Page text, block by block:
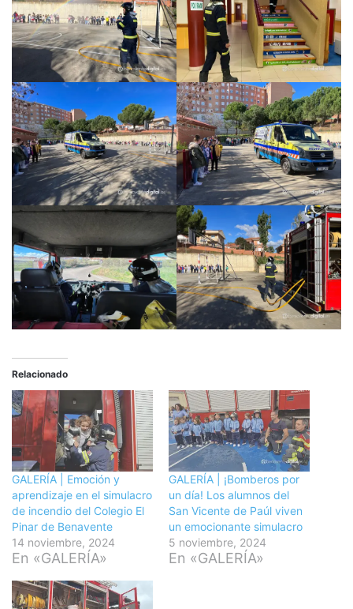
Relacionado
GALERÍA | Emoción y
aprendizaje en el simulacro
de incendio del Colegio El
Pinar de Benavente
14 noviembre, 2024
En «GALERÍA»
GALERÍA | ¡Bomberos por
un día! Los alumnos del
San Vicente de Paúl viven
un emocionante simulacro
5 noviembre, 2024
En «GALERÍA»